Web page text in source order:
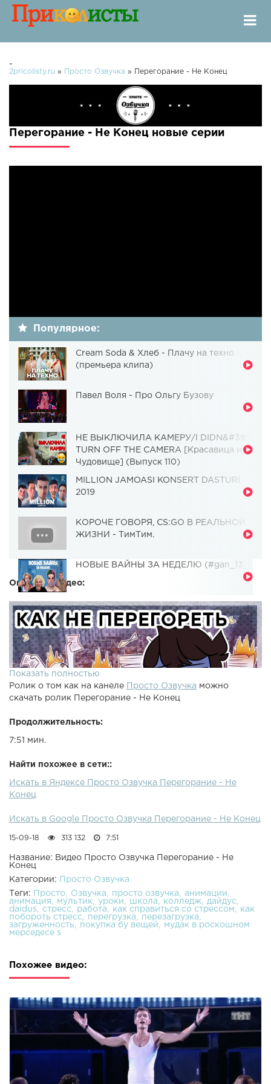
-
2pricolisty.ru » Просто Озвучка » Перегорание - Не Конец
Перегорание - Не Конец новые серии
Популярное:
Cream Soda & Хлеб - Плачу на техно
(премьера клипа)
Павел Воля - Про Ольгу Бузову
НЕ ВЫКЛЮЧИЛА КАМЕРУ/I DIDN&#39;T
TURN OFF THE CAMERA [Красавица и
Чудовище] (Выпуск 110)
MILLION JAMOASI KONSERT DASTURI
2019
КОРОЧЕ ГОВОРЯ, CS:GO В РЕАЛЬНОЙ
ЖИЗНИ - ТимТим.
НОВЫЕ ВАЙНЫ ЗА НЕДЕЛЮ (#gan_13_)
Описание видео:
Показать полностью
Ролик о том как на канеле
Просто Озвучка можно
скачать ролик Перегорание - Не Конец
Продолжительность:
7:51 мин.
Найти похожее в сети::
Искать в Яндексе Просто Озвучка Перегорание - Не
Конец
Искать в Google Просто Озвучка Перегорание - Не Конец
15-09-18 313 132 7:51
Название: Видео Просто Озвучка Перегорание - Не
Конец
Категории:
Просто Озвучка
Теги:
Просто Озвучка просто озвучка
анимации
анимация
мультик уроки школа колледж
дайдус
daidus
стресс работа как справиться со стрессом
как
побороть стресс
перегрузка
перезагрузка
загруженность
покупка бу вещей
мудак в роскошном
мерседесе s
Похожее видео: